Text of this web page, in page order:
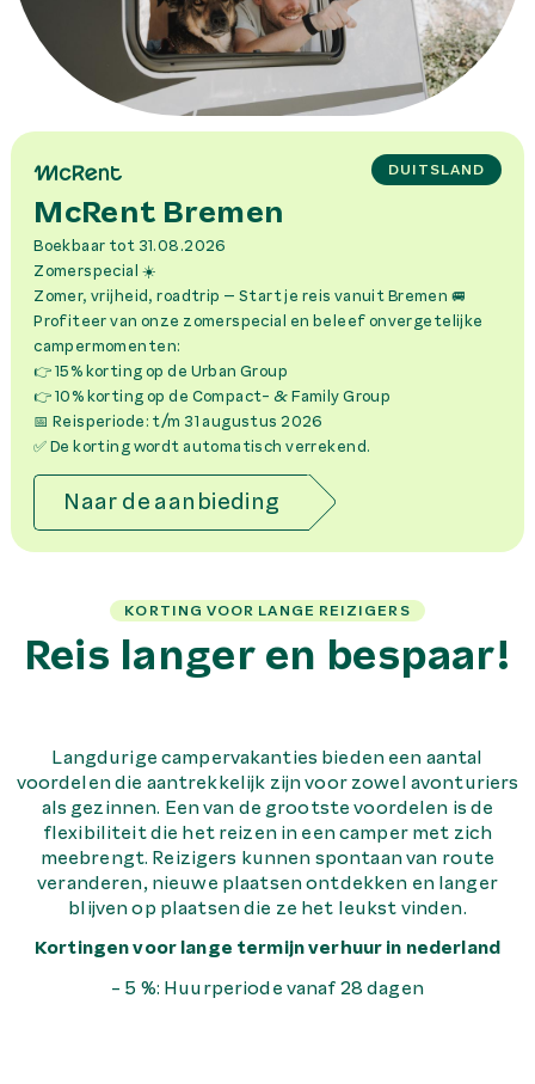
DUITSLAND
McRent Bremen
Boekbaar tot 31.08.2026
Zomerspecial ☀️
Zomer, vrijheid, roadtrip – Start je reis vanuit Bremen 🚐
Profiteer van onze zomerspecial en beleef onvergetelijke
campermomenten:
👉 15% korting op de Urban Group
👉 10% korting op de Compact- & Family Group
📅 Reisperiode: t/m 31 augustus 2026
✅ De korting wordt automatisch verrekend.
Naar de aanbieding
KORTING VOOR LANGE REIZIGERS
Reis langer en bespaar!
Langdurige campervakanties bieden een aantal
voordelen die aantrekkelijk zijn voor zowel avonturiers
als gezinnen. Een van de grootste voordelen is de
flexibiliteit die het reizen in een camper met zich
meebrengt. Reizigers kunnen spontaan van route
veranderen, nieuwe plaatsen ontdekken en langer
blijven op plaatsen die ze het leukst vinden.
Kortingen voor lange termijn verhuur in nederland
- 5 %: Huurperiode vanaf 28 dagen